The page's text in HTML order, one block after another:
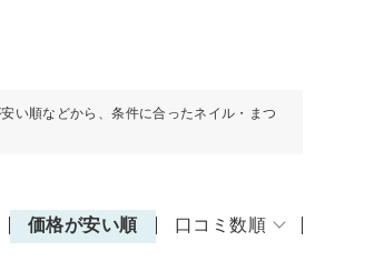
い順などから、条件に合ったネイル・まつ
価格が安い順 口コミ数順